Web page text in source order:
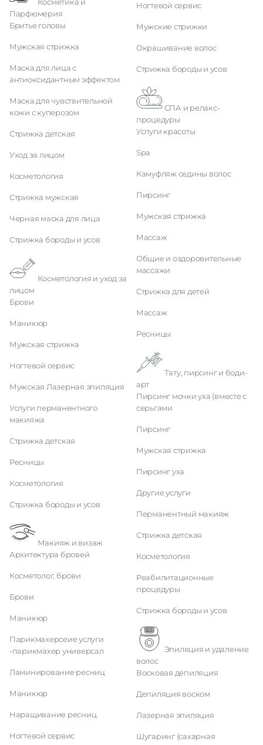
Парфюмерия
Бритье головы
Мужская стрижка
Маска для лица с
антиоксидантным эффектом
Маска для чувствительной
кожи с куперозом
Стрижка детская
Уход за лицом
Косметология
Стрижка мужская
Черная маска для лица
Стрижка бороды и усов
лицом
Брови
Маникюр
Мужская стрижка
Ногтевой сервис
Мужская Лазерная эпиляция
Услуги перманентного
макияжа
Стрижка детская
Ресницы
Косметология
Стрижка бороды и усов
Макияж и визаж
Архитектура бровей
Косметолог, брови
Брови
Маникюр
Парикмахерсеие услуги
-парикмахер универсал
Ламинирование ресниц
Маникюр
Наращивание ресниц
Ногтевой сервис
Ногтевой сервис
Мужские стрижки
Окрашивание волос
Стрижка бороды и усов
процедуры
Услуги красоты
Spa
Камуфляж седины волос
Пирсинг
Мужская стрижка
Массаж
Общие и оздоровительные
массажи
Стрижка для детей
Массаж
Ресницы
арт
Пирсинг мочки уха (вместе с
серьгами
Пирсинг
Мужская стрижка
Пирсинг уха
Другие услуги
Перманентный макияж
Стрижка детская
Косметология
Реабилитационные
процедуры
Стрижка бороды и усов
волос
Восковая депиляция
Депиляция воском
Лазерная эпиляция
Шугаринг (сахарная